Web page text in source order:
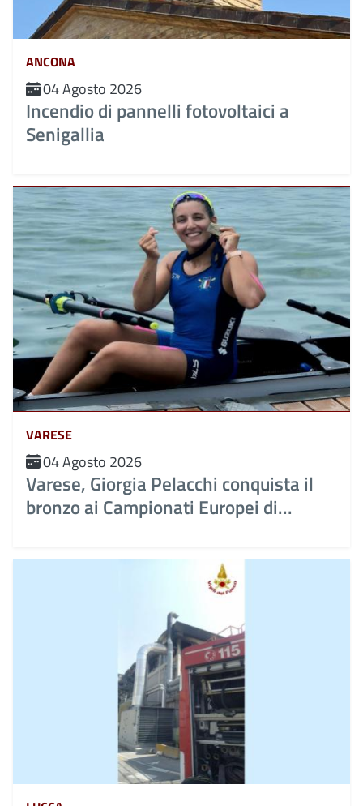
ANCONA
04 Agosto 2026
Incendio di pannelli fotovoltaici a
Senigallia
VARESE
04 Agosto 2026
Varese, Giorgia Pelacchi conquista il
bronzo ai Campionati Europei di...